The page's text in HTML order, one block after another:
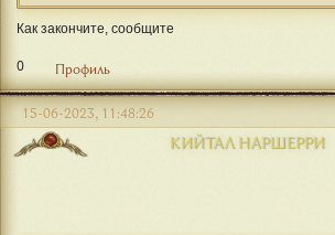
Как закончите, сообщите
0 Профиль
КИЙТАЛ НАРШЕРРИ
15-06-2023, 11:48:26